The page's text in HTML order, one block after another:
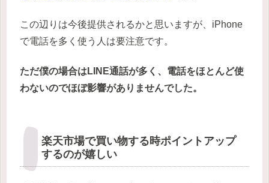
この辺りは今後提供されるかと思いますが、iPhone
で電話を多く使う人は要注意です。
ただ僕の場合はLINE通話が多く、電話をほとんど使
わないのでほぼ影響がありませんでした。
楽天市場で買い物する時ポイントアップ
するのが嬉しい